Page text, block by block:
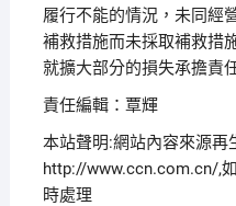
履行不能的情況，未同經
補救措施而未採取補救措
就擴大部分的損失承擔責
責任編輯：覃輝
本站聲明:網站內容來源再
http://www.ccn.com.cn/,
時處理